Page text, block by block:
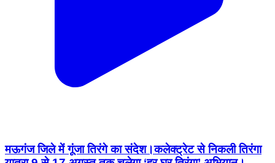
मऊगंज जिले में गूंजा तिरंगे का संदेश।कलेक्ट्रेट से निकली तिरंगा